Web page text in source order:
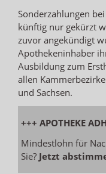
Sonderzahlungen
künftig nur gekürzt
zuvor angekündigt
Apothekeninhaber
Ausbildung zum
allen
und Sachsen.
+++ APOTHEKE
Mindestlohn für
Sie? Jetzt